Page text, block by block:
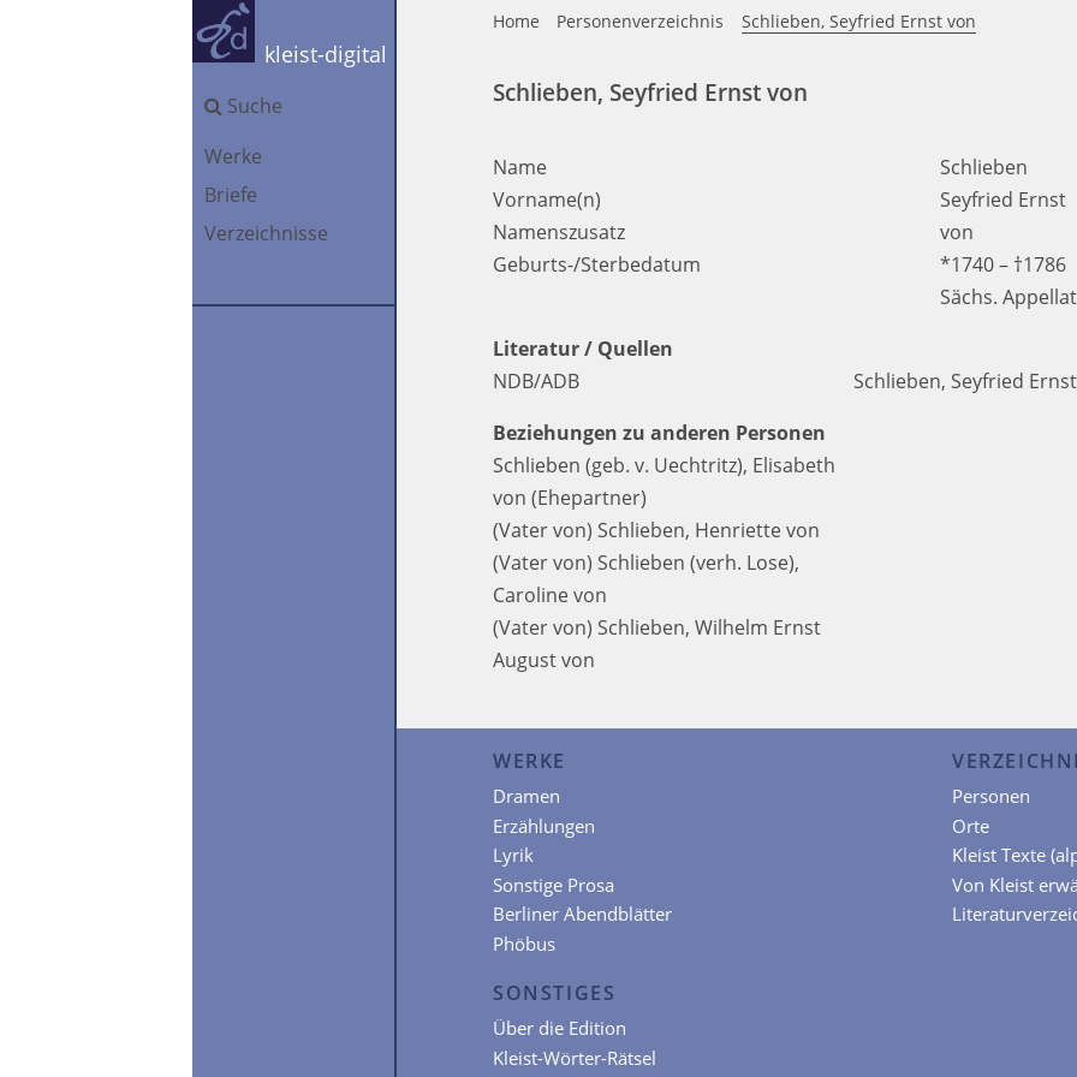
kleist-digital
Suche
Werke
Briefe
Verzeichnisse
Home Personenverzeichnis Schlieben, Seyfried Ernst von
Schlieben, Seyfried Ernst von
Name
Schlieben
Vorname(n)
Seyfried Ernst
Namenszusatz
von
Geburts-/Sterbedatum
*1740 – †1786
Sächs.
Literatur / Quellen
NDB/ADB
Schlieben, Seyfried
Beziehungen zu anderen Personen
Schlieben (geb. v. Uechtritz), Elisabeth
von (Ehepartner)
(Vater von) Schlieben, Henriette von
(Vater von) Schlieben (verh. Lose),
Caroline von
(Vater von) Schlieben, Wilhelm Ernst
August von
WERKE
Dramen
Erzählungen
Lyrik
Sonstige Prosa
Berliner Abendblätter
Phöbus
Personen
Orte
Kleist Texte
Von Kleist
SONSTIGES
Über die Edition
Kleist-Wörter-Rätsel